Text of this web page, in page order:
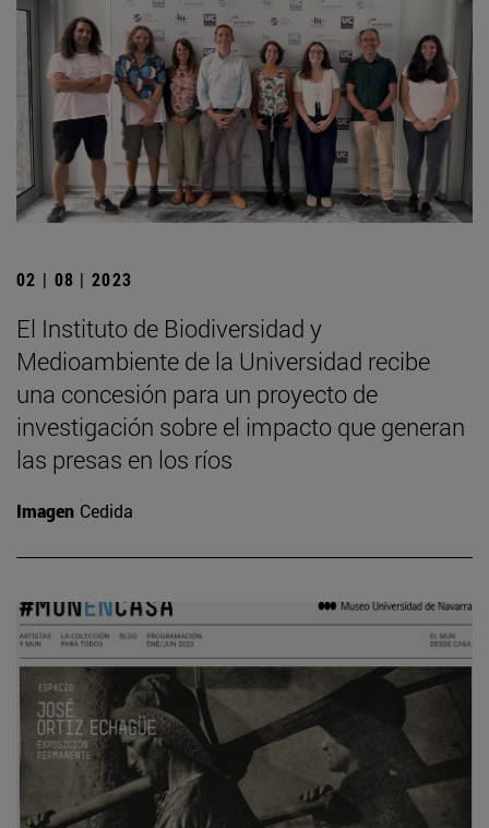
02 | 08 | 2023
El Instituto de Biodiversidad y
Medioambiente de la Universidad recibe
una concesión para un proyecto de
investigación sobre el impacto que generan
las presas en los ríos
Imagen Cedida